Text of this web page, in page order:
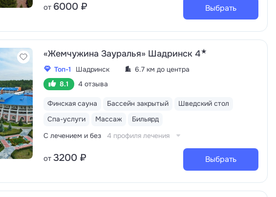
от 6000 ₽ Выбрать
«Жемчужина Зауралья» Шадринск 4★
Топ-1 Шадринск
6.7 км до центра
8.1
4 отзыва
Финская сауна Бассейн закрытый
Шведский стол
Спа-услуги
Массаж
Бильярд
С лечением и без
4 профиля лечения
от 3200 ₽ Выбрать